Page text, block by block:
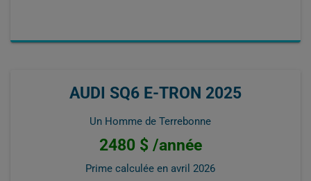
AUDI SQ6 E-TRON 2025
Un Homme de Terrebonne
2480 $ /année
Prime calculée en avril 2026